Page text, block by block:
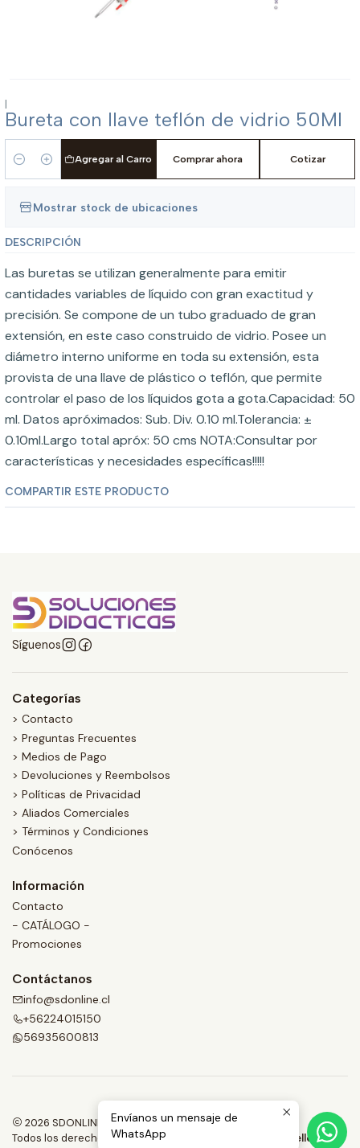
|
Bureta con llave teflón de vidrio 50Ml
Cantidad
Agregar al Carro Comprar ahora Cotizar
Mostrar stock de ubicaciones
DESCRIPCIÓN
Las buretas se utilizan generalmente para emitir
cantidades variables de líquido con gran exactitud y
precisión. Se compone de un tubo graduado de gran
extensión, en este caso construido de vidrio. Posee un
diámetro interno uniforme en toda su extensión, esta
provista de una llave de plástico o teflón, que permite
controlar el paso de los líquidos gota a gota.Capacidad: 50
ml. Datos apróximados: Sub. Div. 0.10 ml.Tolerancia: ±
0.10ml.Largo total apróx: 50 cms NOTA:Consultar por
características y necesidades específicas!!!!!
COMPARTIR ESTE PRODUCTO
Síguenos
Categorías
> Contacto
> Preguntas Frecuentes
> Medios de Pago
> Devoluciones y Reembolsos
> Políticas de Privacidad
> Aliados Comerciales
> Términos y Condiciones
Conócenos
Información
Contacto
- CATÁLOGO -
Promociones
Contáctanos
info@sdonline.cl
+56224015150
56935600813
2026 SDONLINE.
Todos los derechos reservados.
Desarrollado por Jumpseller.
Envíanos un mensaje de
WhatsApp